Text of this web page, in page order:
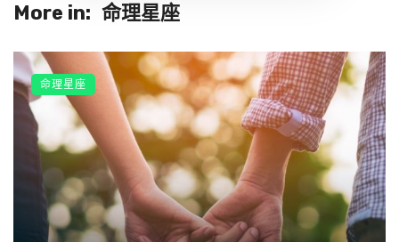
感謝媽媽深切的叮嚀，
感謝媽媽永遠的牽掛，
感謝媽媽給我一個家。
願你永遠健康美麗 。
More in: 命理星座
命理星座